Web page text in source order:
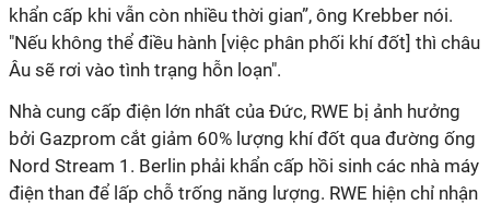
khẩn cấp khi vẫn còn nhiều thời gian”, ông Krebber nói.
"Nếu không thể điều hành [việc phân phối khí đốt] thì châu
Âu sẽ rơi vào tình trạng hỗn loạn".
Nhà cung cấp điện lớn nhất của Đức, RWE bị ảnh hưởng
bởi Gazprom cắt giảm 60% lượng khí đốt qua đường ống
Nord Stream 1. Berlin phải khẩn cấp hồi sinh các nhà máy
điện than để lấp chỗ trống năng lượng. RWE hiện chỉ nhận